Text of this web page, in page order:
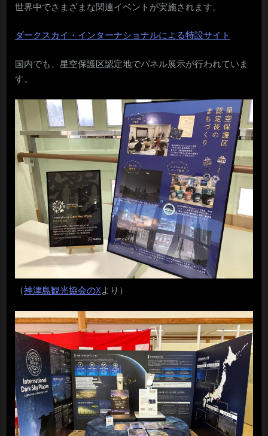
世界中でさまざまな関連イベントが実施されます。
ダークスカイ・インターナショナルによる特設サイト
国内でも、星空保護区認定地でパネル展示が行われていま
す。
（神津島観光協会のXより）